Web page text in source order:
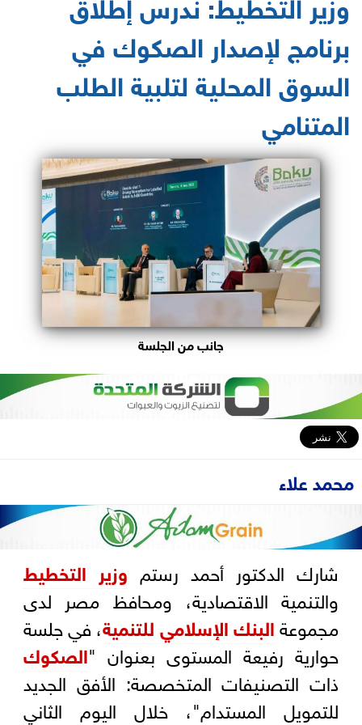
برنامج لإصدار الصكوك في
السوق المحلية لتلبية الطلب
المتنامي
جانب من الجلسة
محمد علاء
شارك الدكتور أحمد رستم وزير التخطيط
والتنمية الاقتصادية، ومحافظ مصر لدى
مجموعةالبنك الإسلامي للتنمية، في جلسة
حوارية رفيعة المستوى بعنوان "الصكوك
ذات التصنيفات المتخصصة: الأفق الجديد
للتمويل المستدام"، خلال اليوم الثاني